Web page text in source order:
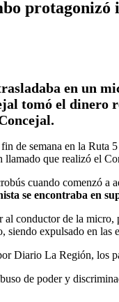
protagonizó
en un
tomó el dinero
de semana en la
llamado que realizó el
cuando comenzó a
se encontraba en
conductor de la micro,
expulsado en las
Diario La Región, los
de poder y